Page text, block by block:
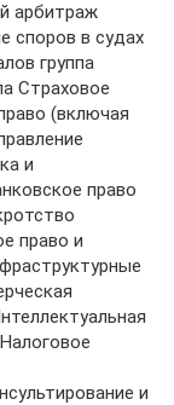
арбитраж
споров в судах
группа
Страховое
(включая
и
право
право и
и